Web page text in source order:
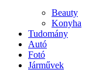
Beauty
Konyha
Tudomány
Autó
Fotó
Járművek